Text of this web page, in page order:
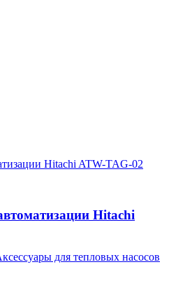
Hitachi ATW-TAG-02
Hitachi
для тепловых насосов